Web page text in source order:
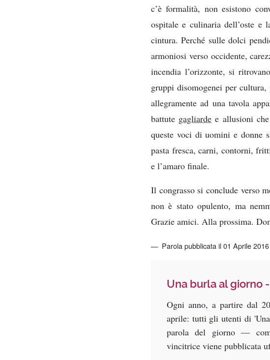
c’è formalità, non esistono
ospitale e culinaria dell’oste
cintura. Perché sulle dolci
armoniosi verso occidente,
incendia l’orizzonte, si
gruppi disomogenei per
allegramente ad una tavola
battute gagliarde e allusioni
queste voci di uomini e donne
pasta fresca, carni, contorni,
e l’amaro finale.
Il congrasso si conclude verso
non è stato opulento, ma
Grazie amici. Alla prossima.
Parola pubblicata il 01 Aprile 2016
Una burla al giorno
Ogni anno, a partire dal
aprile: tutti gli utenti di
parola del giorno —
vincitrice viene pubblicata